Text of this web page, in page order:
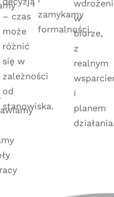
– czas
może
różnić
się w
zależności
od
stanowiska.
zamykamy
formalności.
w
biurze,
z
realnym
i
planem